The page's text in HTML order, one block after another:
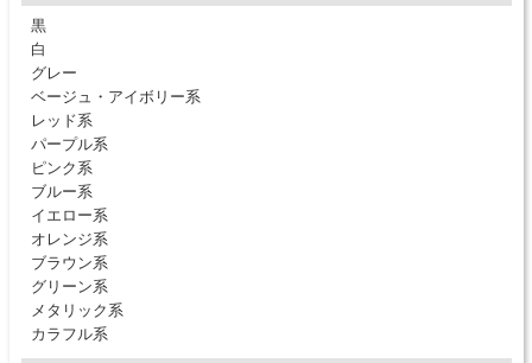
黒
白
グレー
ベージュ・アイボリー系
レッド系
パープル系
ピンク系
ブルー系
イエロー系
オレンジ系
ブラウン系
グリーン系
メタリック系
カラフル系